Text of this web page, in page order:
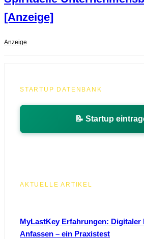
[Anzeige]
Anzeige
STARTUP DATENBANK
📝 Startup
AKTUELLE ARTIKEL
MyLastKey Erfahrungen: Digitaler
Anfassen – ein Praxistest